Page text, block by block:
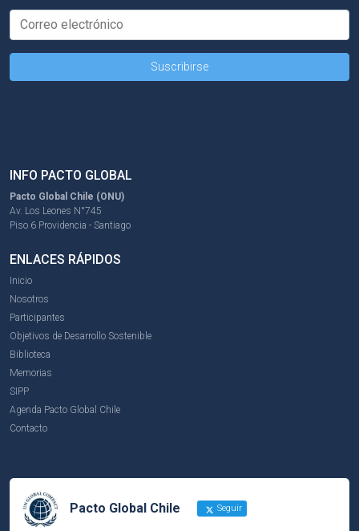
INFO PACTO GLOBAL
Pacto Global Chile (ONU)
Av. Los Leones N°745
Piso 6 Providencia - Santiago
ENLACES RÁPIDOS
Inicio
Nosotros
Participantes
Objetivos de Desarrollo Sostenible
Biblioteca
Memorias
SIPP
Agenda Pacto Global Chile
Contacto
Pacto Global Chile Seguir